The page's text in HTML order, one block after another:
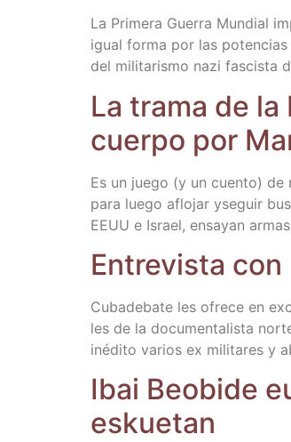
La Pri­me­ra Gue­rra Mun­dial
igual for­ma por las
del mili­ta­ris­mo nazi fas­cis­ta
La tra­ma de
cuer­po por
Es un jue­go (y un cuen­to)
para lue­go aflo­jar yse­guir
EEUU e Israel, ensa­yan
Entre­vis­ta
Cuba­de­ba­te les ofre­ce en
les de la docu­men­ta­lis­ta
iné­di­to varios ex mili­ta­res y
Ibai Beo­bi­de
eskuetan